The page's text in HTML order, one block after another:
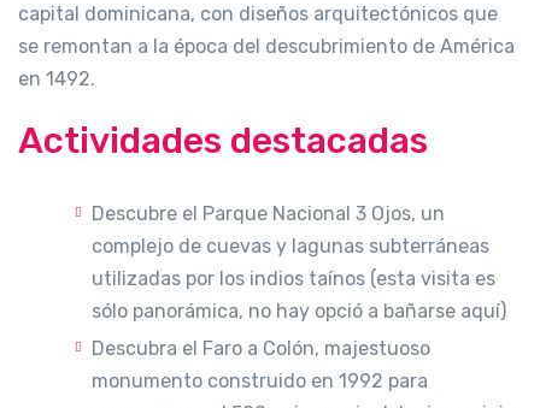
capital dominicana, con diseños arquitectónicos que
se remontan a la época del descubrimiento de América
en 1492.
Actividades destacadas
Descubre el Parque Nacional 3 Ojos, un
complejo de cuevas y lagunas subterráneas
utilizadas por los indios taínos (esta visita es
sólo panorámica, no hay opció a bañarse aquí)
Descubra el Faro a Colón, majestuoso
monumento construido en 1992 para